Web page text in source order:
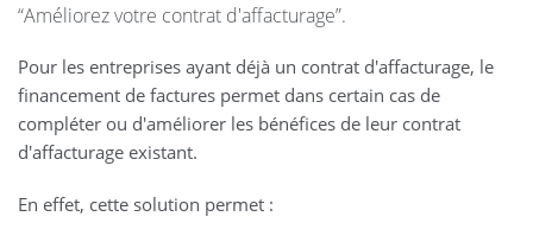
“Améliorez votre contrat d'affacturage”.
Pour les entreprises ayant déjà un contrat d'affacturage, le
financement de factures permet dans certain cas de
compléter ou d'améliorer les bénéfices de leur contrat
d'affacturage existant.
En effet, cette solution permet :